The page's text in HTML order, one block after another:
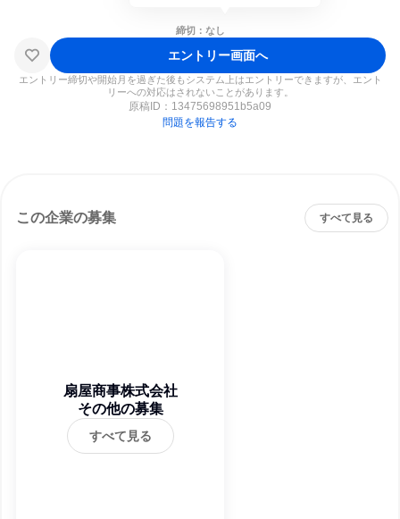
締切：なし
エントリー画面へ
エントリー締切や開始月を過ぎた後もシステム上はエントリーできますが、エント
リーへの対応はされないことがあります。
原稿ID： 13475698951b5a09
問題を報告する
この企業の募集 すべて見る
扇屋商事株式会社
その他の募集
すべて見る